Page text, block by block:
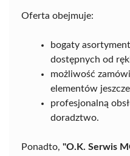
Oferta obejmuje:
bogaty
dostępnych od
możliwość
elementów
profesjonalną
doradztwo.
Ponadto, "O.K. Serwis